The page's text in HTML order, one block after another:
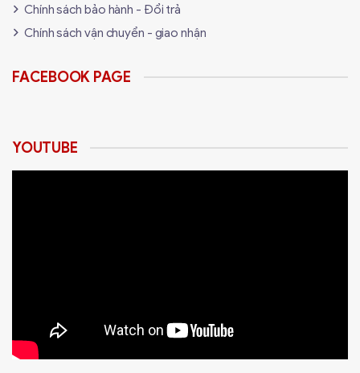
Chính sách bảo hành - Đổi trả
Chính sách vận chuyển - giao nhận
FACEBOOK PAGE
YOUTUBE